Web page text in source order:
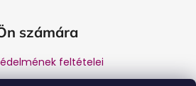
számára
feltételei